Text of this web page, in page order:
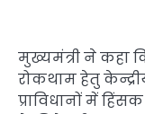
मुख्यमंत्री ने कहा
रोकथाम हेतु
प्राविधानों में